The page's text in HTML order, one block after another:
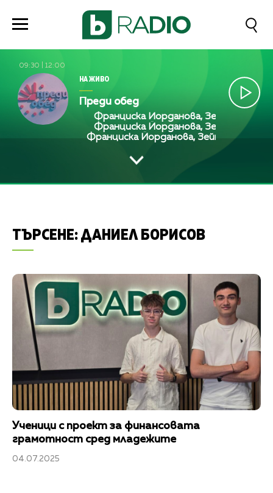
09:30 12:00
НА ЖИВО
Преди обед
Франциска Йорданова, Зейнеб
Франциска Йорданова, Зейнеб
Франциска Йорданова, Зейнеб
ТЪРСЕНЕ:ДАНИЕЛ БОРИСОВ
Ученици с проект за финансовата
грамотност сред младежите
04.07.2025